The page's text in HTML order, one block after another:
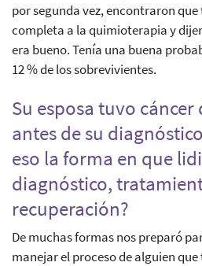
por segunda vez, encontraron
completa a la quimioterapia y
era bueno. Tenía una buena
12 % de los sobrevivientes.
Su esposa tuvo cáncer
antes de su
eso la forma en que
diagnóstico,
recuperación?
De muchas formas nos preparó
manejar el proceso de alguien